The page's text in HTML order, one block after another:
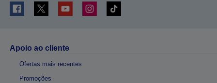
Apoio ao cliente
Ofertas mais recentes
Promoções